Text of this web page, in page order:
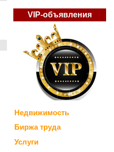
VIP-объявления
Недвижимость
Биржа труда
Услуги